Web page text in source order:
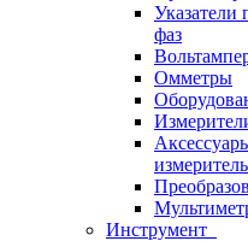
Указатели
фаз
Омметры
Инструмент